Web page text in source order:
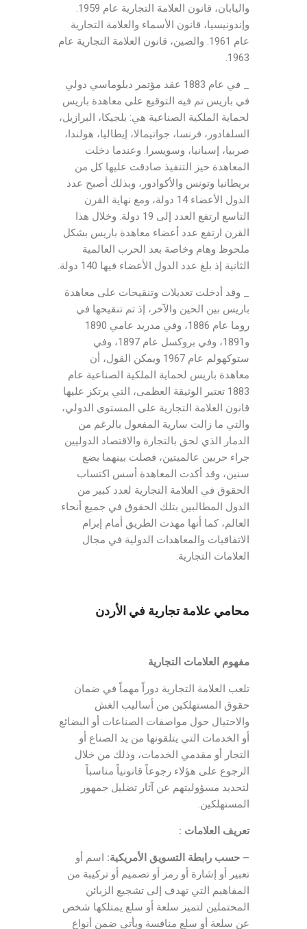
واليابان، قانون العلامة التجارية عام 1959.
وإندونيسيا، قانون الأسماء والعلامة التجارية
عام 1961. والصين، قانون العلامة التجارية عام
1963.
_ في عام 1883 عقد مؤتمر دبلوماسي دولي
في باريس تم فيه التوقيع على معاهدة باريس
لحماية الملكية الصناعية هي: بلجيكا، البرازيل،
السلفادور، فرنسا، جواتيمالا، إيطاليا، هولندا،
صربيا، إسبانيا، وسويسرا. وعندما دخلت
المعاهدة حيز التنفيذ صادقت عليها كل من
بريطانيا وتونس والأكوادور، وبذلك أصبح عدد
الدول الأعضاء 14 دولة، ومع نهاية القرن
التاسع ارتفع العدد إلى 19 دولة. وخلال هذا
القرن ارتفع عدد أعضاء معاهدة باريس بشكل
ملحوظ وهام وخاصة بعد الحرب العالمية
الثانية إذ بلغ عدد الدول الأعضاء فيها 140 دولة.
_ وقد أدخلت تعديلات وتنقيحات على معاهدة
باريس بين الحين والآخر، إذ تم تنقيحها في
روما عام 1886، وفي مدريد عامي 1890
و1891، وفي بروكسل عام 1897، وفي
ستوكهولم عام 1967 ويمكن القول، أن
معاهدة باريس لحماية الملكية الصناعية عام
1883 تعتبر الوثيقة العظمى، التي يرتكز عليها
قانون العلامة التجارية على المستوى الدولي،
والتي ما زالت سارية المفعول بالرغم من
الدمار الذي لحق بالتجارة والاقتصاد الدوليين
جراء حربين عالميتين، فصلت بينهما بضع
سنين، وقد أكدت المعاهدة أسس اكتساب
الحقوق في العلامة التجارية لعدد كبير من
الدول المطالبين بتلك الحقوق في جميع أنحاء
العالم، كما أنها مهدت الطريق أمام إبرام
الاتفاقيات والمعاهدات الدولية في مجال
العلامات التجارية.
محامي علامة تجارية في الأردن
مفهوم العلامات التجارية
تلعب العلامة التجارية دوراً مهماً في ضمان
حقوق المستهلكين من أساليب الغش
والاحتيال حول مواصفات الصناعات أو البضائع
أو الخدمات التي يتلقونها من يد الصناع أو
التجار أو مقدمي الخدمات، وذلك من خلال
الرجوع على هؤلاء رجوعاً قانونياً مناسباً
لتحديد مسؤوليتهم عن آثار تضليل جمهور
المستهلكين.
تعريف العلامات :
– حسب رابطة التسويق الأمريكية: اسم أو
تعبير أو إشارة أو رمز أو تصميم أو تركيبة من
المفاهيم التي تهدف إلى تشجيع الزبائن
المحتملين لتميز سلعة أو سلع يمتلكها شخص
عن سلعة أو سلع منافسة ويأتي ضمن أنواع